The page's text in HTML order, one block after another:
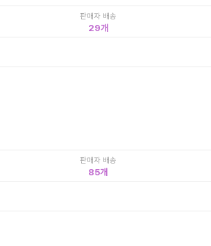
판매자 배송
29
판매자 배송
85